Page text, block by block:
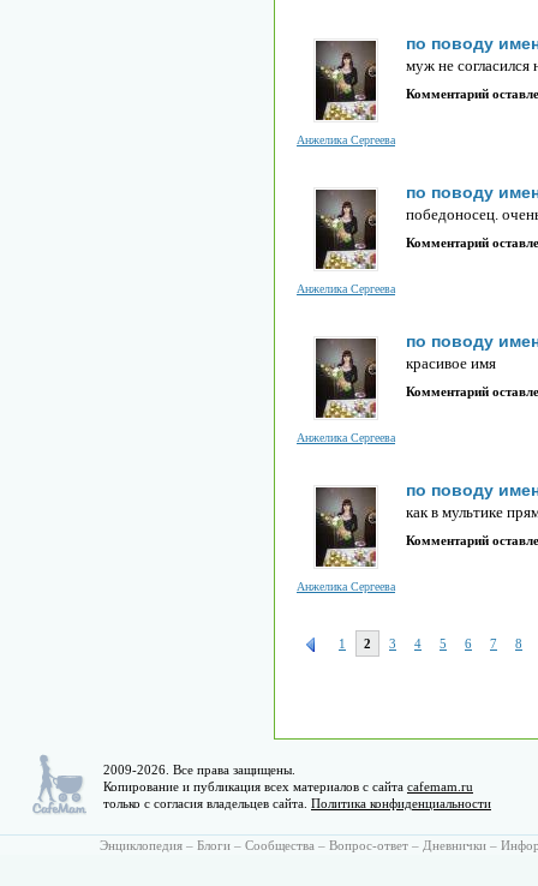
Анжелика Сергеева
по поводу
муж не согласился
Комментарий
Анжелика Сергеева
по поводу
победоносец.
Комментарий
Анжелика Сергеева
по поводу
красивое имя
Комментарий
Анжелика Сергеева
по поводу
как в мультике
Комментарий
1 2 3 4 5 6 7 8
2009-2026. Все права защищены.
Копирование и публикация всех материалов с сайта cafemam.ru
только с согласия владельцев сайта. Политика конфиденциальности
Энциклопедия – Блоги – Сообщества – Вопрос-ответ – Дневнички –